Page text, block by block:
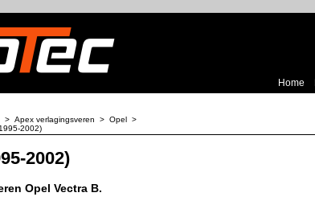
Home
> Apex verlagingsveren > Opel >
2002)
2002)
Opel Vectra B.